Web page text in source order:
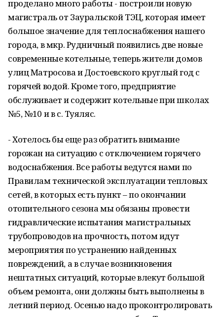
проделано много работы - построили новую
магистраль от Зауральской ТЭЦ, которая имеет
большое значение для теплоснабжения нашего
города, в мкр. Рудничный появились две новые
современные котельные, теперь жители домов
улиц Матросова и Достоевского круглый год с
горячей водой. Кроме того, предприятие
обслуживает и содержит котельные при школах
№5, №10 и в с. Туяляс.
- Хотелось бы еще раз обратить внимание
горожан на ситуацию с отключением горячего
водоснабжения. Все работы ведутся нами по
Правилам технической эксплуатации тепловых
сетей, в которых есть пункт – по окончании
отопительного сезона мы обязаны провести
гидравлические испытания магистральных
трубопроводов на прочность, потом идут
мероприятия по устранению найденных
повреждений, а в случае возникновения
нештатных ситуаций, которые влекут большой
объем ремонта, они должны быть выполнены в
летний период. Осенью надо проконтролировать